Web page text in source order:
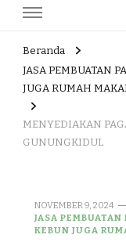
Beranda
JASA PEMBUATAN
JUGA RUMAH
MENYEDIAKAN
GUNUNGKIDUL
NOVEMBER 9, 2024
JASA
KEBUN JUGA